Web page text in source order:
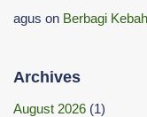
agus on Berbagi
Archives
August 2026 (1)